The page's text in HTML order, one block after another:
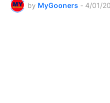
by MyGooners - 4/01/